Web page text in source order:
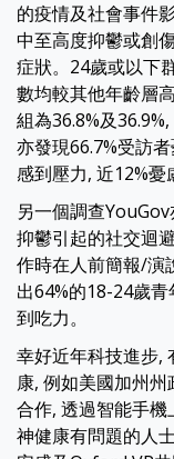
的疫情及社會事件
中至高度抑鬱或創
症狀。24歲或以下
數均較其他年齡層
組為36.8%及
亦發現66.7%受訪
感到壓力, 近12%憂
另一個調查
抑鬱引起的社交迴
作時在人前簡報/演
出64%的18-24歲
到吃力。
幸好近年科技進步,
康, 例如美國加州
合作, 透過智能手
神健康有問題的人